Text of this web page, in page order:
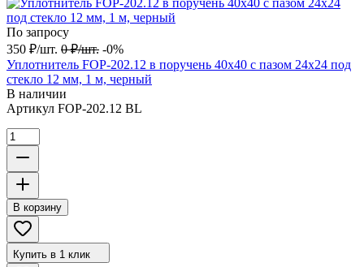
По запросу
350 ₽/шт. 0 ₽/шт. -0%
Уплотнитель FOP-202.12 в поручень 40х40 с пазом 24х24 под
стекло 12 мм, 1 м, черный
В наличии
Артикул FOP-202.12 BL
В корзину
Купить в 1 клик